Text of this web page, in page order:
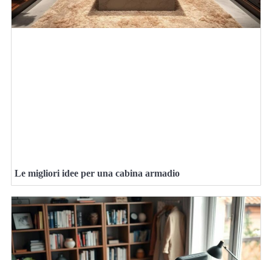
Le migliori idee per una cabina armadio